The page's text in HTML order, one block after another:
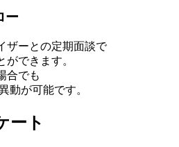
ー
ザーとの定期面談で
ができます。
合でも
動が可能です。
ート